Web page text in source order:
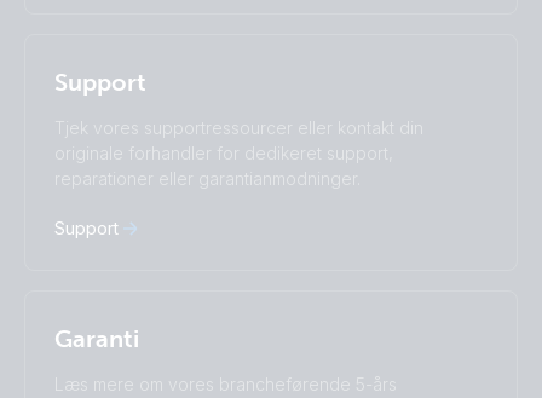
Suomalainen
Русский
Українська
中國人
Subscribe
Support
Tjek vores supportressourcer eller kontakt din
originale forhandler for dedikeret support,
reparationer eller garantianmodninger.
Support
Garanti
Læs mere om vores brancheførende 5-års